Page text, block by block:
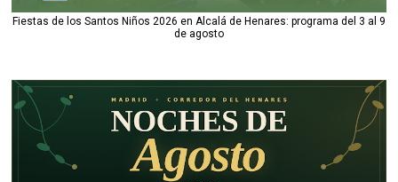
Fiestas de los Santos Niños 2026 en Alcalá de Henares: programa del 3 al 9
de agosto